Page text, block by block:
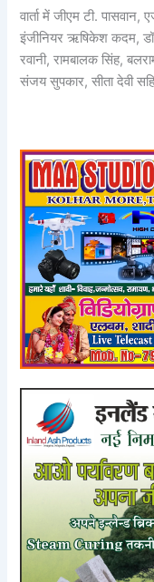
वार्ता में जीएम टी.
इंजीनियर ऋषिकेश कदम,
रवानी, रामबालक सिंह,
संजय सुपकार, सीता देवी